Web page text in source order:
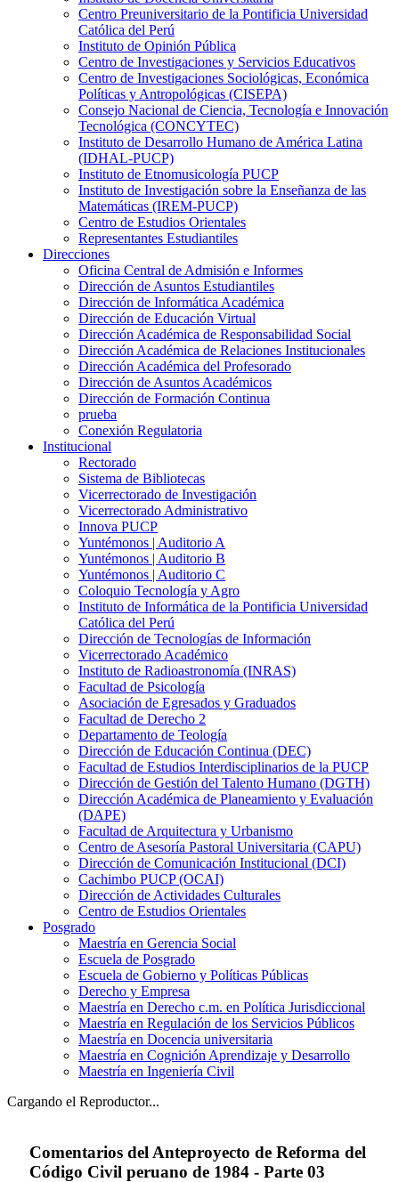
Centro Preuniversitario de la Pontificia Universidad
Católica del Perú
Instituto de Opinión Pública
Centro de Investigaciones y Servicios Educativos
Centro de Investigaciones Sociológicas, Económica
Políticas y Antropológicas (CISEPA)
Consejo Nacional de Ciencia, Tecnología e Innovación
Tecnológica (CONCYTEC)
Instituto de Desarrollo Humano de América Latina
(IDHAL-PUCP)
Instituto de Etnomusicología PUCP
Instituto de Investigación sobre la Enseñanza de las
Matemáticas (IREM-PUCP)
Centro de Estudios Orientales
Representantes Estudiantiles
Direcciones
Oficina Central de Admisión e Informes
Dirección de Asuntos Estudiantiles
Dirección de Informática Académica
Dirección de Educación Virtual
Dirección Académica de Responsabilidad Social
Dirección Académica de Relaciones Institucionales
Dirección Académica del Profesorado
Dirección de Asuntos Académicos
Dirección de Formación Continua
prueba
Conexión Regulatoria
Institucional
Rectorado
Sistema de Bibliotecas
Vicerrectorado de Investigación
Vicerrectorado Administrativo
Innova PUCP
Yuntémonos | Auditorio A
Yuntémonos | Auditorio B
Yuntémonos | Auditorio C
Coloquio Tecnología y Agro
Instituto de Informática de la Pontificia Universidad
Católica del Perú
Dirección de Tecnologías de Información
Vicerrectorado Académico
Instituto de Radioastronomía (INRAS)
Facultad de Psicología
Asociación de Egresados y Graduados
Facultad de Derecho 2
Departamento de Teología
Dirección de Educación Continua (DEC)
Facultad de Estudios Interdisciplinarios de la PUCP
Dirección de Gestión del Talento Humano (DGTH)
Dirección Académica de Planeamiento y Evaluación
(DAPE)
Facultad de Arquitectura y Urbanismo
Centro de Asesoría Pastoral Universitaria (CAPU)
Dirección de Comunicación Institucional (DCI)
Cachimbo PUCP (OCAI)
Dirección de Actividades Culturales
Centro de Estudios Orientales
Posgrado
Maestría en Gerencia Social
Escuela de Posgrado
Escuela de Gobierno y Políticas Públicas
Derecho y Empresa
Maestría en Derecho c.m. en Política Jurisdiccional
Maestría en Regulación de los Servicios Públicos
Maestría en Docencia universitaria
Maestría en Cognición Aprendizaje y Desarrollo
Maestría en Ingeniería Civil
Cargando el Reproductor...
Comentarios del Anteproyecto de Reforma del
Código Civil peruano de 1984 - Parte 03